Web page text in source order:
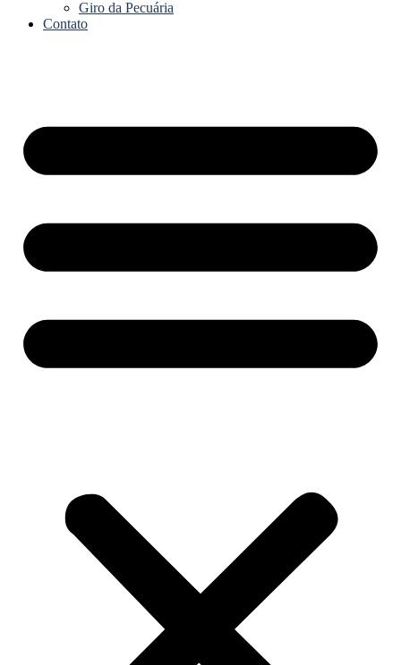
Giro da Pecuária
Contato